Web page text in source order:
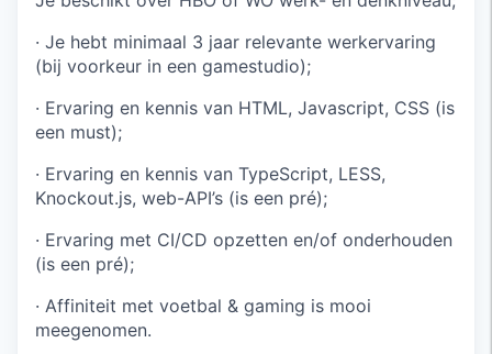
· Je hebt minimaal 3 jaar relevante werkervaring
(bij voorkeur in een gamestudio);
· Ervaring en kennis van HTML, Javascript, CSS (is
een must);
· Ervaring en kennis van TypeScript, LESS,
Knockout.js, web-API’s (is een pré);
· Ervaring met CI/CD opzetten en/of onderhouden
(is een pré);
· Affiniteit met voetbal & gaming is mooi
meegenomen.